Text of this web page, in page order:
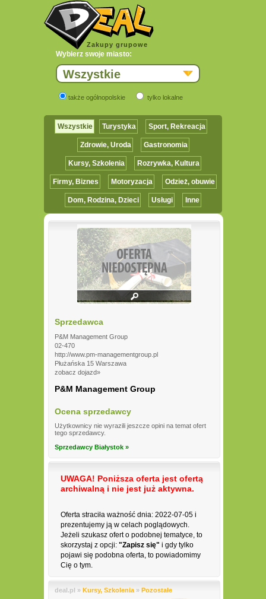
Zakupy grupowe
Wybierz swoje miasto:
Wszystkie
także ogólnopolskie tylko lokalne
Wszystkie Turystyka Sport, Rekreacja
Zdrowie, Uroda Gastronomia
Kursy, Szkolenia Rozrywka, Kultura
Firmy, Biznes Motoryzacja Odzież, obuwie
Dom, Rodzina, Dzieci Usługi Inne
Sprzedawca
P&M Management Group
02-470
http://www.pm-managementgroup.pl
Płużańska 15 Warszawa
zobacz dojazd»
P&M Management Group
Ocena sprzedawcy
Użytkownicy nie wyrazili jeszcze opini na temat ofert
tego sprzedawcy.
Sprzedawcy Białystok »
UWAGA! Poniższa oferta jest ofertą
archiwalną i nie jest już aktywna.
Oferta straciła ważność dnia: 2022-07-05 i
prezentujemy ją w celach poglądowych.
Jeżeli szukasz ofert o podobnej tematyce, to
skorzystaj z opcji: "Zapisz się" i gdy tylko
pojawi się podobna oferta, to powiadomimy
Cię o tym.
deal.pl » Kursy, Szkolenia » Pozostałe